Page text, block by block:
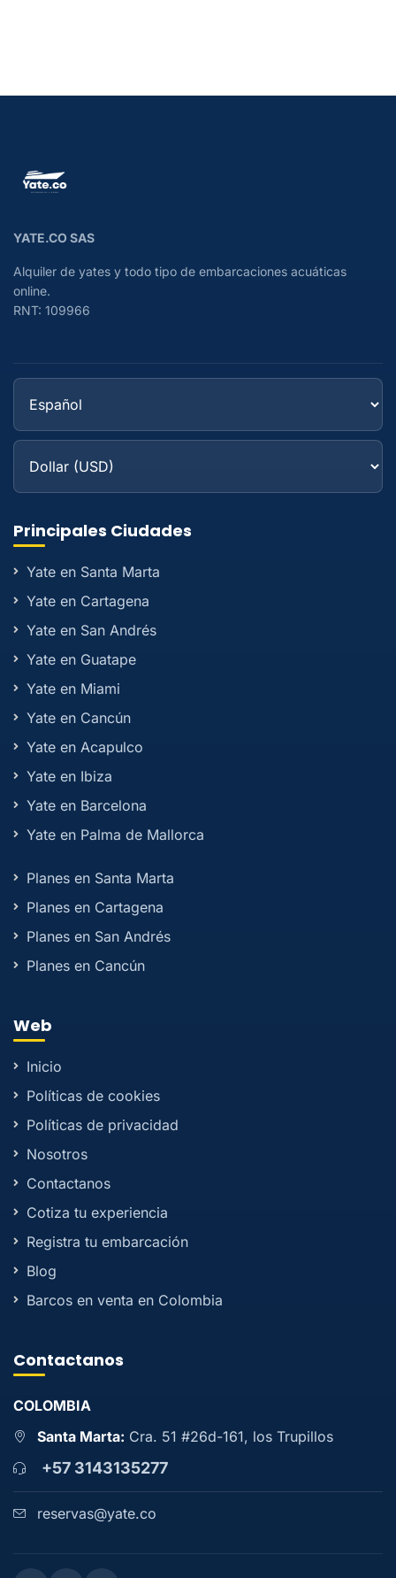
YATE.CO SAS
Alquiler de yates y todo tipo de embarcaciones acuáticas
online.
RNT: 109966
Principales Ciudades
Yate en Santa Marta
Yate en Cartagena
Yate en San Andrés
Yate en Guatape
Yate en Miami
Yate en Cancún
Yate en Acapulco
Yate en Ibiza
Yate en Barcelona
Yate en Palma de Mallorca
Planes en Santa Marta
Planes en Cartagena
Planes en San Andrés
Planes en Cancún
Web
Inicio
Políticas de cookies
Políticas de privacidad
Nosotros
Contactanos
Cotiza tu experiencia
Registra tu embarcación
Blog
Barcos en venta en Colombia
Contactanos
COLOMBIA
Santa Marta: Cra. 51 #26d-161, los Trupillos
+57 3143135277
reservas@yate.co